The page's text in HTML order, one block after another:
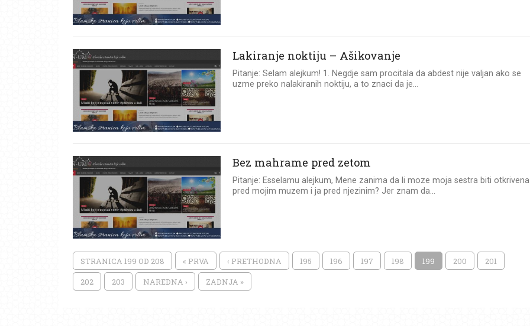
Lakiranje noktiju – Ašikovanje
Pitanje: Selam alejkum! 1. Negdje sam procitala da abdest nije valjan ako se
uzme preko nalakiranih noktiju, a to znaci da je...
Bez mahrame pred zetom
Pitanje: Esselamu alejkum, Mene zanima da li moze moja sestra biti otkrivena
pred mojim muzem i ja pred njezinim? Jer znam da...
STRANICA 199 OD 208 « PRVA ‹ PRETHODNA 195 196 197 198 199 200 201
202 203 NAREDNA › ZADNJA »